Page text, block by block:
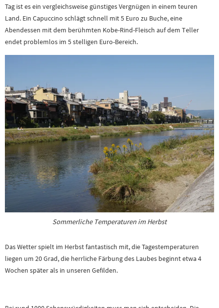
Tag ist es ein vergleichsweise günstiges Vergnügen in einem teuren
Land. Ein Capuccino schlägt schnell mit 5 Euro zu Buche, eine
Abendessen mit dem berühmten Kobe-Rind-Fleisch auf dem Teller
endet problemlos im 5 stelligen Euro-Bereich.
Sommerliche Temperaturen im Herbst
Das Wetter spielt im Herbst fantastisch mit, die Tagestemperaturen
liegen um 20 Grad, die herrliche Färbung des Laubes beginnt etwa 4
Wochen später als in unseren Gefilden.